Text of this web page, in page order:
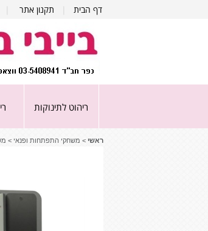
דף הבית תקנון אתר
ריהוט לתינוקות
ראשי > משחקי התפתחות ופנאי >